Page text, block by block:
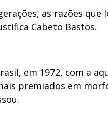
as razões que
Cabeto Bastos.
em 1972, com a
premiados em